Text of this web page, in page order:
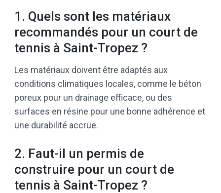
1. Quels sont les matériaux
recommandés pour un court de
tennis à Saint-Tropez ?
Les matériaux doivent être adaptés aux
conditions climatiques locales, comme le béton
poreux pour un drainage efficace, ou des
surfaces en résine pour une bonne adhérence et
une durabilité accrue.
2. Faut-il un permis de
construire pour un court de
tennis à Saint-Tropez ?